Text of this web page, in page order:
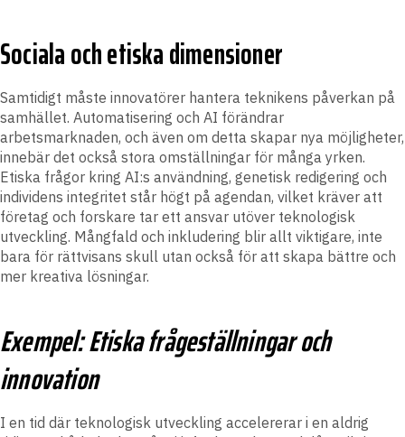
Sociala och etiska dimensioner
Samtidigt måste innovatörer hantera teknikens påverkan på
samhället. Automatisering och AI förändrar
arbetsmarknaden, och även om detta skapar nya möjligheter,
innebär det också stora omställningar för många yrken.
Etiska frågor kring AI:s användning, genetisk redigering och
individens integritet står högt på agendan, vilket kräver att
företag och forskare tar ett ansvar utöver teknologisk
utveckling. Mångfald och inkludering blir allt viktigare, inte
bara för rättvisans skull utan också för att skapa bättre och
mer kreativa lösningar.
Exempel: Etiska frågeställningar och
innovation
I en tid där teknologisk utveckling accelererar i en aldrig